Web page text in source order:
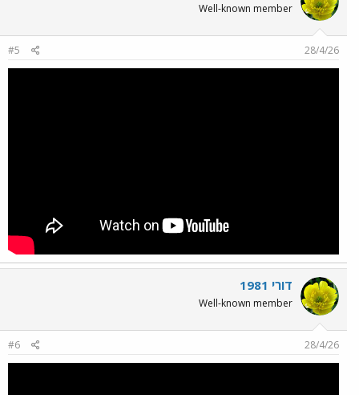
Well-known member
28/4/26
#5
דורי 1981
Well-known member
28/4/26
#6